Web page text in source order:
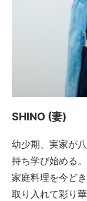
SHINO (妻)
幼少期、実家が
持ち学び始める。
家庭料理を今ど
取り入れて彩り